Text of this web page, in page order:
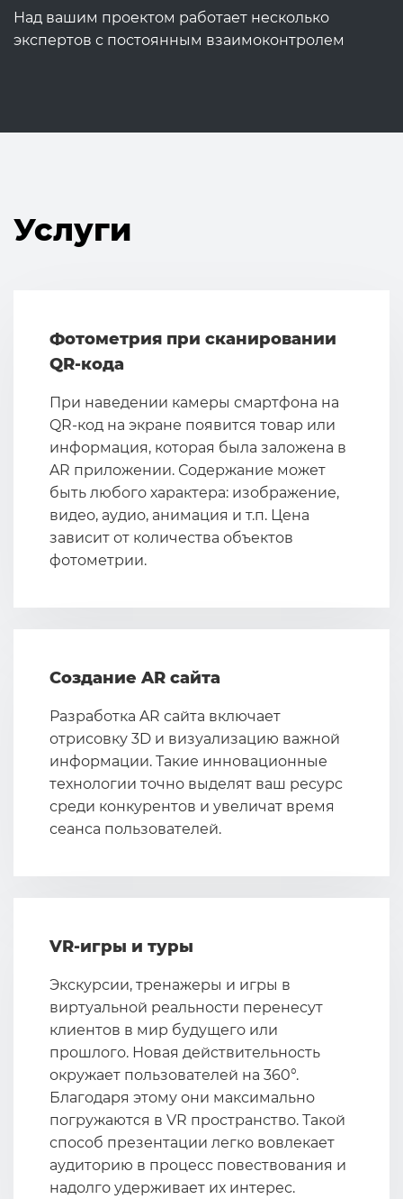
Над вашим проектом работает несколько
экспертов с постоянным взаимоконтролем
Услуги
Фотометрия при сканировании
QR-кода
При наведении камеры смартфона на
QR-код на экране появится товар или
информация, которая была заложена в
AR приложении. Содержание может
быть любого характера: изображение,
видео, аудио, анимация и т.п. Цена
зависит от количества объектов
фотометрии.
Создание AR сайта
Разработка AR сайта включает
отрисовку 3D и визуализацию важной
информации. Такие инновационные
технологии точно выделят ваш ресурс
среди конкурентов и увеличат время
сеанса пользователей.
VR-игры и туры
Экскурсии, тренажеры и игры в
виртуальной реальности перенесут
клиентов в мир будущего или
прошлого. Новая действительность
окружает пользователей на 360°.
Благодаря этому они максимально
погружаются в VR пространство. Такой
способ презентации легко вовлекает
аудиторию в процесс повествования и
надолго удерживает их интерес.